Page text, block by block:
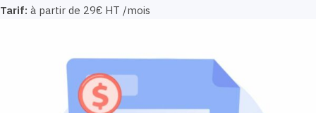
Tarif: à partir de 29€ HT /mois